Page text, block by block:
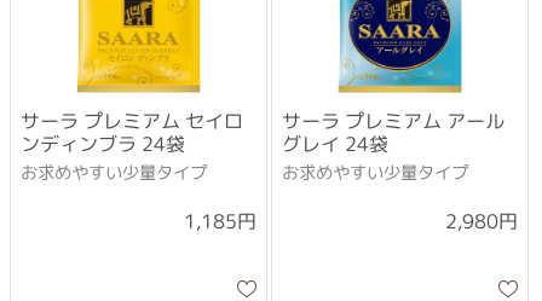
サーラ プレミアム セイロ
ンディンブラ 24袋
お求めやすい少量タイプ
1,185円
サーラ プレミアム アール
グレイ 24袋
お求めやすい少量タイプ
2,980円